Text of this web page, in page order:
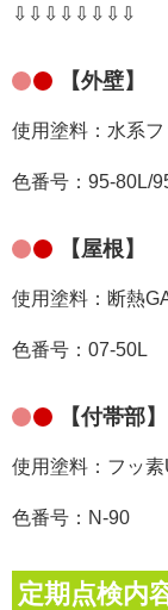
⇩⇩⇩⇩⇩⇩⇩⇩
【外壁】
使用塗料： 水系
色番号： 95-80L/
【屋根】
使用塗料： 断熱
色番号：07-50L
【付帯部】
使用塗料：フッ素
色番号：N-90
定期点検内